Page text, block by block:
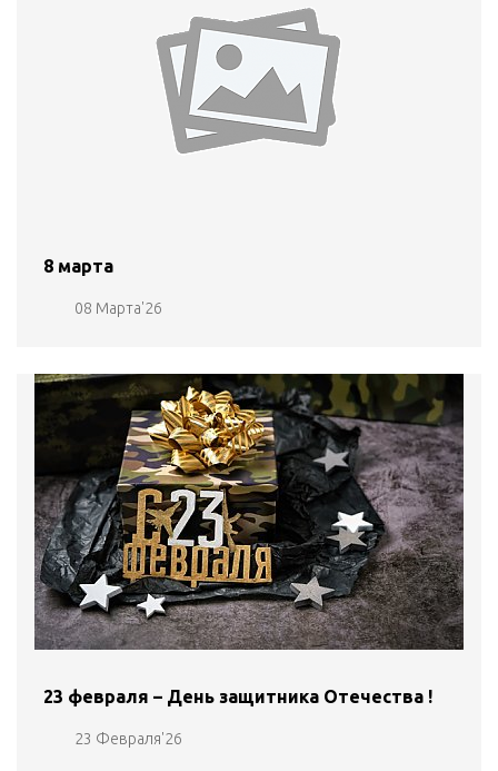
8 марта
08 Марта'26
23 февраля – День защитника Отечества !
23 Февраля'26